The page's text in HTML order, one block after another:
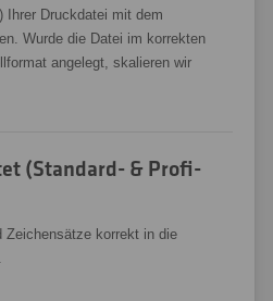
Ihrer Druckdatei mit dem
Wurde die Datei im korrekten
angelegt, skalieren wir
(Standard- & Profi-
Zeichensätze korrekt in die